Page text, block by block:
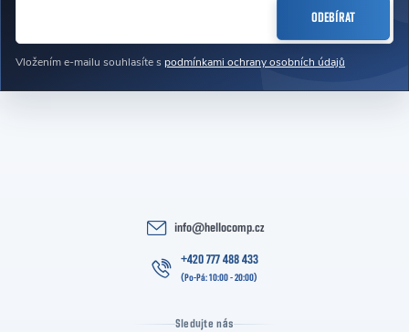
Vložením e-mailu souhlasíte s podmínkami ochrany osobních údajů
ODEBÍRAT
info@hellocomp.cz
+420 777 488 433
Sledujte nás